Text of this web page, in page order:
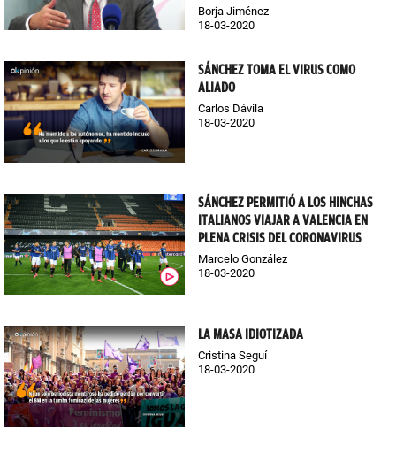
Borja Jiménez
18-03-2020
SÁNCHEZ TOMA EL VIRUS COMO
ALIADO
Carlos Dávila
18-03-2020
SÁNCHEZ PERMITIÓ A LOS HINCHAS
ITALIANOS VIAJAR A VALENCIA EN
PLENA CRISIS DEL CORONAVIRUS
Marcelo González
18-03-2020
LA MASA IDIOTIZADA
Cristina Seguí
18-03-2020